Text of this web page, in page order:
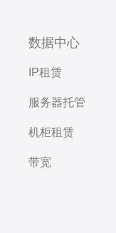
数据中心
IP租赁
服务器托管
机柜租赁
带宽